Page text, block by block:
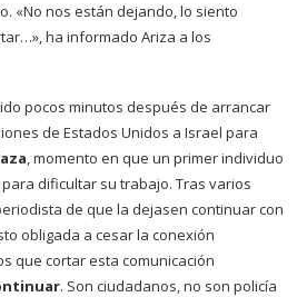
«No nos están dejando, lo siento
ha informado Ariza a los
pocos minutos después de arrancar
de Estados Unidos a Israel para
, momento en que un primer individuo
dificultar su trabajo. Tras varios
de que la dejasen continuar con
obligada a cesar la conexión
que cortar esta comunicación
. Son ciudadanos, no son policía